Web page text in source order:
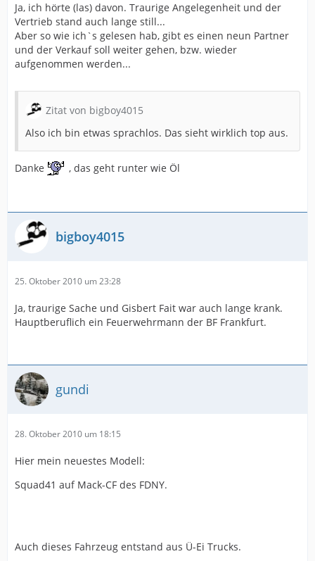
Ja, ich hörte (las) davon. Traurige Angelegenheit und der
Vertrieb stand auch lange still...
Aber so wie ich`s gelesen hab, gibt es einen neun Partner
und der Verkauf soll weiter gehen, bzw. wieder
aufgenommen werden...
Zitat von bigboy4015
Also ich bin etwas sprachlos. Das sieht wirklich top aus.
Danke , das geht runter wie Öl
bigboy4015
25. Oktober 2010 um 23:28
Ja, traurige Sache und Gisbert Fait war auch lange krank.
Hauptberuflich ein Feuerwehrmann der BF Frankfurt.
gundi
28. Oktober 2010 um 18:15
Hier mein neuestes Modell:
Squad41 auf Mack-CF des FDNY.
Auch dieses Fahrzeug entstand aus Ü-Ei Trucks.